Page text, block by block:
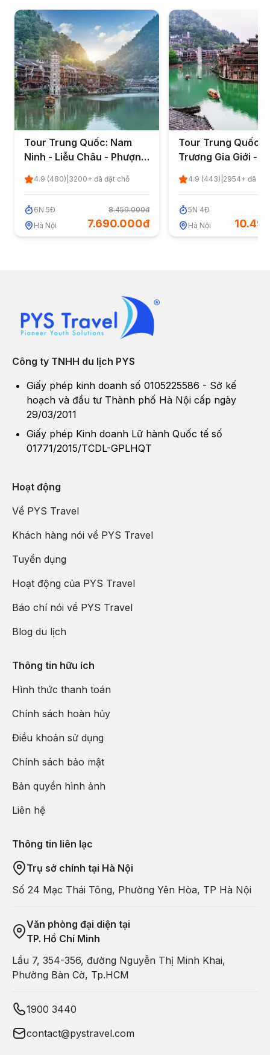
Tour Trung Quốc: Nam
Ninh - Liễu Châu - Phượng
Hoàng Cổ Trấn - Phù
Dung Cổ Trấn - Trương
Hà Nội
4.9 (480) 3200+ đã đặt chỗ
6N 5Đ
Hà Nội
8.459.000đ
7.690.000đ
Tour Trung Quốc:
Trương Gia Giới -
Hoàng Cổ Trấn 5
đêm từ Hà Nội
4.9 (443) 2954+ đã
5N 4Đ
Hà Nội
Công ty TNHH du lịch PYS
Giấy phép kinh doanh số 0105225586 - Sở kế
hoạch và đầu tư Thành phố Hà Nội cấp ngày
29/03/2011
Giấy phép Kinh doanh Lữ hành Quốc tế số
01771/2015/TCDL-GPLHQT
Hoạt động
Về PYS Travel
Khách hàng nói về PYS Travel
Tuyển dụng
Hoạt động của PYS Travel
Báo chí nói về PYS Travel
Blog du lịch
Thông tin hữu ích
Hình thức thanh toán
Chính sách hoàn hủy
Điều khoản sử dụng
Chính sách bảo mật
Bản quyền hình ảnh
Liên hệ
Thông tin liên lạc
Trụ sở chính tại Hà Nội
Số 24 Mạc Thái Tông, Phường Yên Hòa, TP Hà Nội
Văn phòng đại diện tại
TP. Hồ Chí Minh
Lầu 7, 354-356, đường Nguyễn Thị Minh Khai,
Phường Bàn Cờ, Tp.HCM
1900 3440
contact@pystravel.com